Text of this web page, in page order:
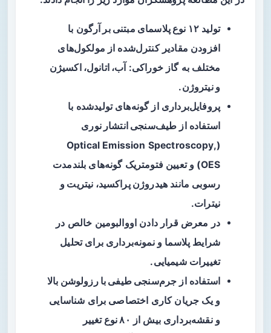
تولید ۱۲ نوع پلاسمای مبتنی بر آرگون
با
افزودن مقادیر کنترل‌شده از مولکول‌های
مختلف به گاز خوراکی: آب، اتانول، اکسیژن
و نیتروژن.
پروفایل‌برداری از گونه‌های تولیدشده با
استفاده از طیف‌سنجی انتشار نوری
(Optical Emission Spectroscopy,
OES) و تعیین فتومتریک گونه‌های بلندمدت
رسوبی مانند هیدروژن پراکسید، نیتریت و
نیترات.
در معرض قرار دادن اووالبومین خالص در
شرایط پلاسما و نمونه‌برداری برای تحلیل
تغییرات شیمیایی.
استفاده از جرم‌سنجی طیفی با رزولوشن بالا
و یک جریان کاری اختصاصی برای شناسایی
و نقشه‌برداری بیش از
۸۰ نوع تغییر